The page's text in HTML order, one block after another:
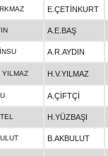
E.ÇETİNKURT
A.E.BAŞ
A.R.AYDIN
YILMAZ H.V.YILMAZ
A.ÇİFTÇİ
H.YÜZBAŞI
B.AKBULUT